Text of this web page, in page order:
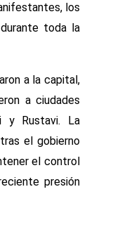
los
toda la
a la capital,
a ciudades
y Rustavi. La
el gobierno
el control
presión